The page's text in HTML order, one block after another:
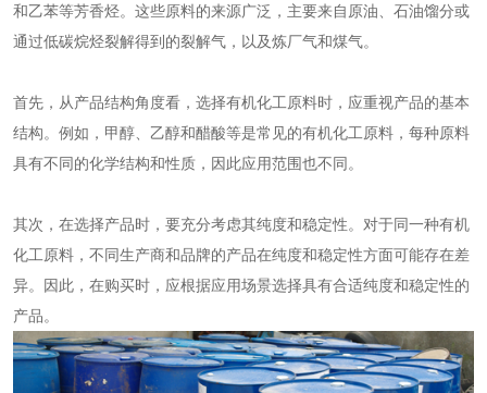
和乙苯等芳香烃。这些原料的来源广泛，主要来自原油、石油馏分或
通过低碳烷烃裂解得到的裂解气，以及炼厂气和煤气。
首先，从产品结构角度看，选择有机化工原料时，应重视产品的基本
结构。例如，甲醇、乙醇和醋酸等是常见的有机化工原料 ，每种原料
具有不同的化学结构和性质，因此应用范围也不同。
其次，在选择产品时，要充分考虑其纯度和稳定性。对于同一种有机
化工原料 ，不同生产商和品牌的产品在纯度和稳定性方面可能存在差
异。因此，在购买时，应根据应用场景选择具有合适纯度和稳定性的
产品。